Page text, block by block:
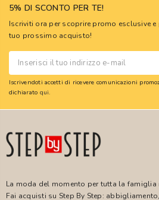
5% DI SCONTO PER TE!
Iscriviti ora per scoprire promo esclusive
tuo prossimo acquisto!
Iscrivendoti accetti di ricevere comunicazioni
dichiarato qui.
La moda del momento per tutta la
Fai acquisti su Step By Step: